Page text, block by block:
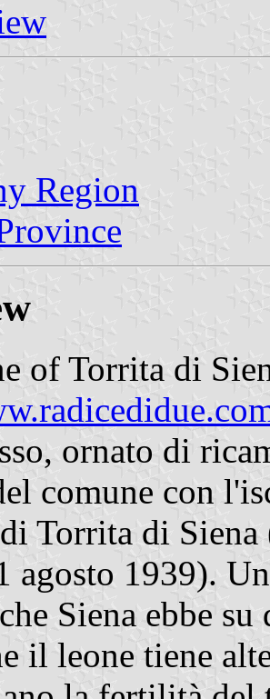
Region
of Torrita di
ornato di
comune con
Torrita di
agosto 1939).
Siena ebbe
il leone tiene